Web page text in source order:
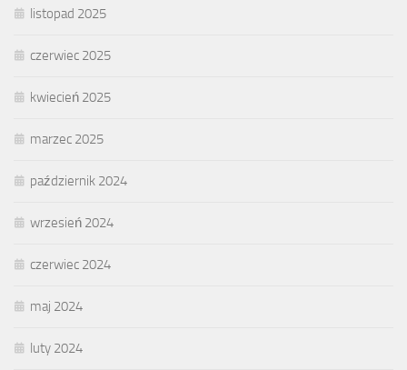
listopad 2025
czerwiec 2025
kwiecień 2025
marzec 2025
październik 2024
wrzesień 2024
czerwiec 2024
maj 2024
luty 2024